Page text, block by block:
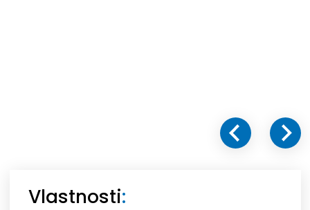
Vlastnosti: